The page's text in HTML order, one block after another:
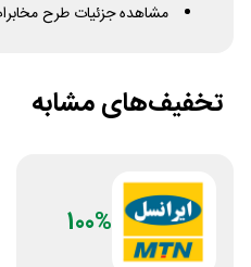
مشاهده جزئیات طرح
تخفیف‌های مشابه
100%